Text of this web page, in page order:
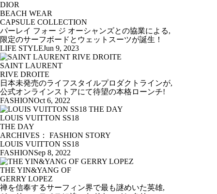
DIOR
BEACH WEAR
CAPSULE COLLECTION
パーレイ フォー ジ オーシャンズとの協業による,
限定のサーフボードとウェットスーツが誕生！
LIFE STYLEJun 9, 2023
SAINT LAURENT
RIVE DROITE
日本未発売のライフスタイルプロダクトラインが,
公式オンラインストアにて待望の本格ローンチ!
FASHIONOct 6, 2022
LOUIS VUITTON SS18
THE DAY
ARCHIVES： FASHION STORY
LOUIS VUITTON SS18
FASHIONSep 8, 2022
THE YIN&YANG OF
GERRY LOPEZ
禅を信奉するサーフィン界で最も謎めいた英雄,